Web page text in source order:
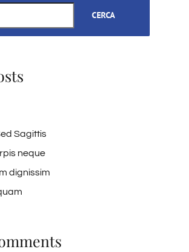
CERCA
Sagittis
neque
dignissim